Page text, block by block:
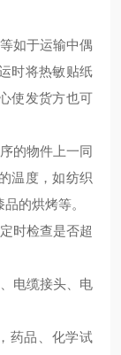
如于运输中偶
时将热敏贴纸
使发货方也可
的物件上一同
温度，如纺织
的烘烤等。
时检查是否超
电缆接头、电
药品、化学试